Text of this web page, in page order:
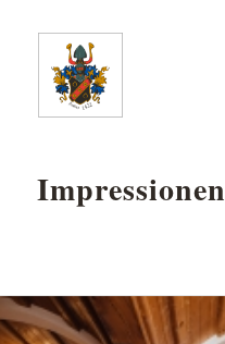
Impressionen